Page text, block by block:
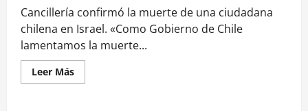
Cancillería confirmó la muerte de una ciudadana
chilena en Israel. «Como Gobierno de Chile
lamentamos la muerte...
Leer MásLeer
más